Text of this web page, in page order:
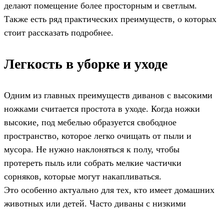
делают помещение более просторным и светлым.
Также есть ряд практических преимуществ, о которых
стоит рассказать подробнее.
Легкость в уборке и уходе
Одним из главных преимуществ диванов с высокими
ножками считается простота в уходе. Когда ножки
высокие, под мебелью образуется свободное
пространство, которое легко очищать от пыли и
мусора. Не нужно наклоняться к полу, чтобы
протереть пыль или собрать мелкие частички
сорняков, которые могут накапливаться.
Это особенно актуально для тех, кто имеет домашних
животных или детей. Часто диваны с низкими